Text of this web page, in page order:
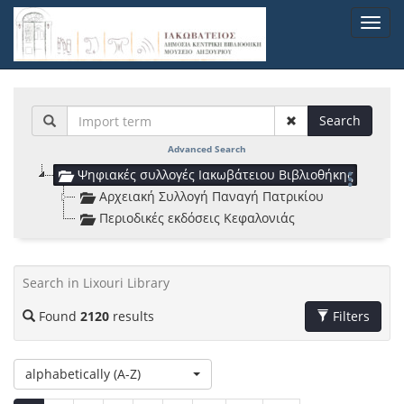
Skip
main
content
Search
Advanced Search
Ψηφιακές συλλογές Ιακωβάτειου Βιβλιοθήκης
Αρχειακή Συλλογή Παναγή Πατρικίου
Περιοδικές εκδόσεις Κεφαλονιάς
Search in Lixouri Library
Found 2120 results Toggle Filters
Filters
Found
2120
List
of
alphabetically (A-Z)